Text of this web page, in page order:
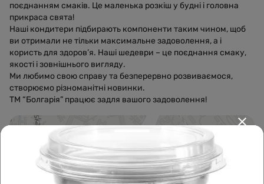
поєднанням смаків. Це маленька розкіш у будні і головна
прикраса свята!
Наші кондитери підбирають компоненти таким чином, щоб
ви отримали не тільки максимальне задоволення, а і
користь для здоров’я. Наші шедеври – це поєднання смаку,
якості і зовнішнього вигляду.
Ми любимо свою справу та безперервно розвиваємося,
створюємо різноманітні новинки.
ТМ “Болгарія” працює задля вашого задоволення!